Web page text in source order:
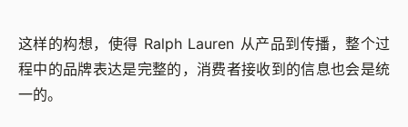
这样的构想，使得 Ralph Lauren 从产品到传播，整个过
程中的品牌表达是完整的，消费者接收到的信息也会是统
一的。